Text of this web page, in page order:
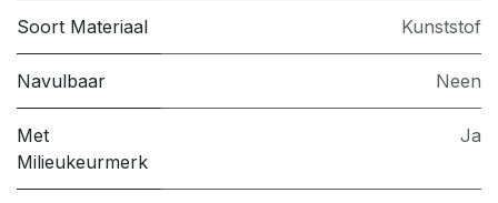
Soort Materiaal Kunststof
Navulbaar Neen
Met
Milieukeurmerk
Ja